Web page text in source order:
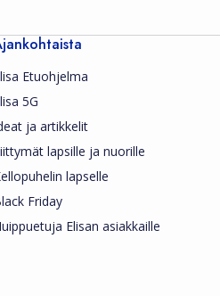
Etuohjelma
5G
ja artikkelit
lapsille ja nuorille
lapselle
Friday
Elisan asiakkaille